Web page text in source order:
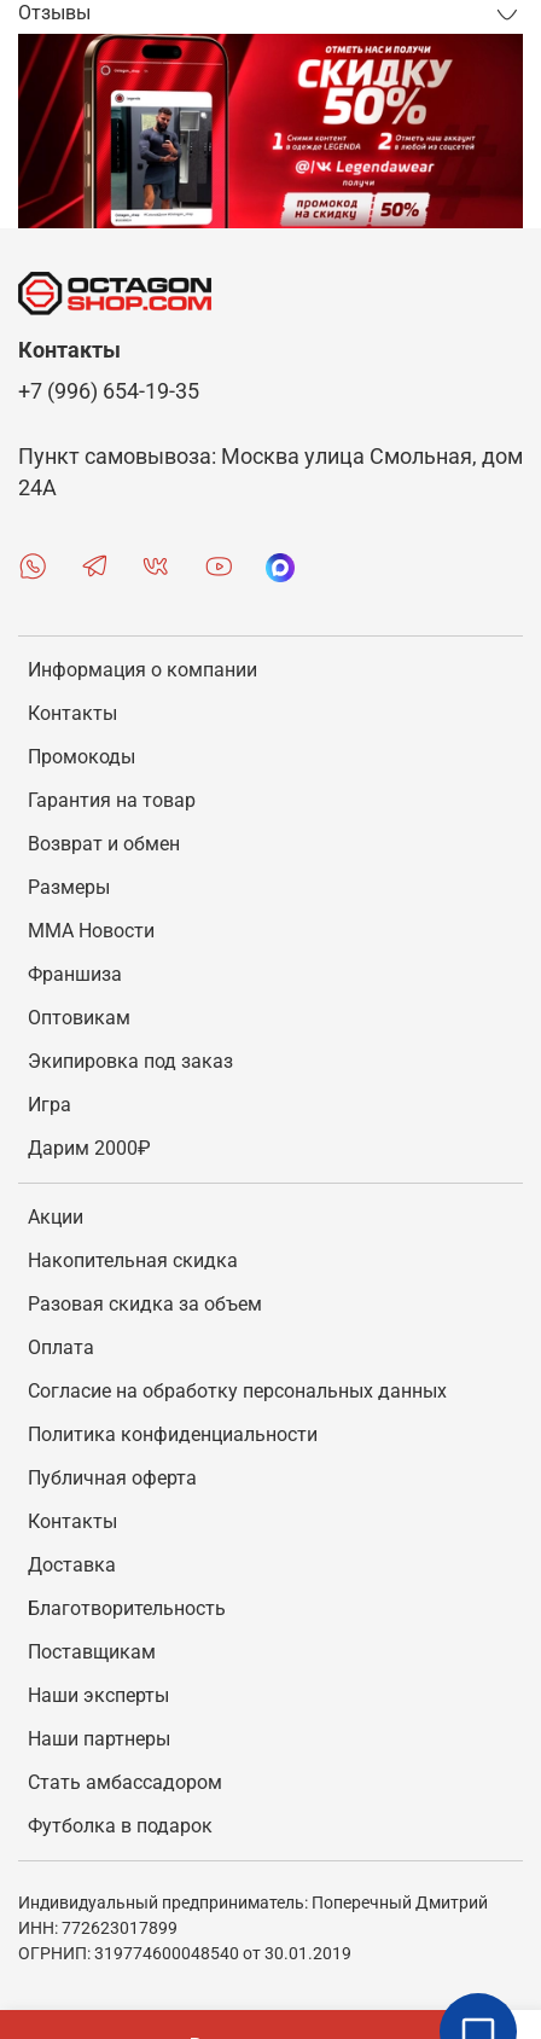
Отзывы
Информация о компании
Контакты
Промокоды
Гарантия на товар
Возврат и обмен
Размеры
MMA Новости
Франшиза
Оптовикам
Экипировка под заказ
Игра
Дарим 2000₽
Акции
Накопительная скидка
Разовая скидка за объем
Оплата
Согласие на обработку персональных данных
Политика конфиденциальности
Публичная оферта
Контакты
Доставка
Благотворительность
Поставщикам
Наши эксперты
Наши партнеры
Стать амбассадором
Футболка в подарок
Контакты
+7 (996) 654-19-35
Пункт самовывоза: Москва улица Смольная, дом
24А
Индивидуальный предприниматель: Поперечный Дмитрий
ИНН: 772623017899
ОГРНИП: 319774600048540 от 30.01.2019